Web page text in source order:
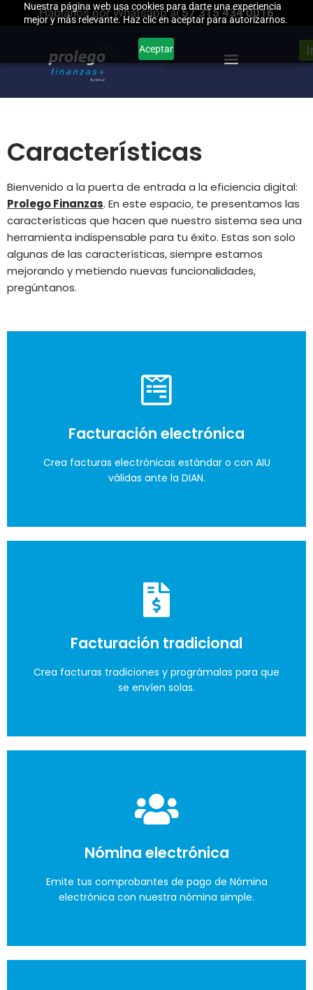
Nuestra página web usa cookies para darte una experiencia
mejor y más relevante. Haz clic en aceptar para autorizarnos.
Aceptar
contenido
Háblanos por Whatsapp al57 315 434 0016
Características
Bienvenido a la puerta de entrada a la eficiencia digital:
Prolego Finanzas. En este espacio, te presentamos las
características que hacen que nuestro sistema sea una
herramienta indispensable para tu éxito. Estas son solo
algunas de las características, siempre estamos
mejorando y metiendo nuevas funcionalidades,
pregúntanos.
Facturación electrónica
Crea facturas electrónicas estándar o con AIU
válidas ante la DIAN.
Si lo necesitas
Te acompañamos cuando estes haciendo tu
primera factura.
Lo quiero
Facturación tradicional
Crea facturas tradiciones y prográmalas para que
se envíen solas.
Empieza de forma ordenada
Un sistema que te apoye en tus decisiones y a
crecer organizadamente.
Lo quiero
Nómina electrónica
Emite tus comprobantes de pago de Nómina
electrónica con nuestra nómina simple.
Cumple con la DIAN
Evita sanciones, cumple con incloud
Lo quiero
Cumple con la DIAN
Recuerda que solo se hacen a documentos NO
electrónicos.
Lo quiero